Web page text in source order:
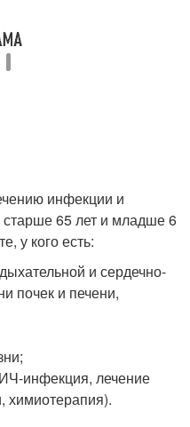
инфекции и
65 лет и младше 6
у кого есть:
и сердечно-
почек и печени,
инфекция, лечение
химиотерапия).